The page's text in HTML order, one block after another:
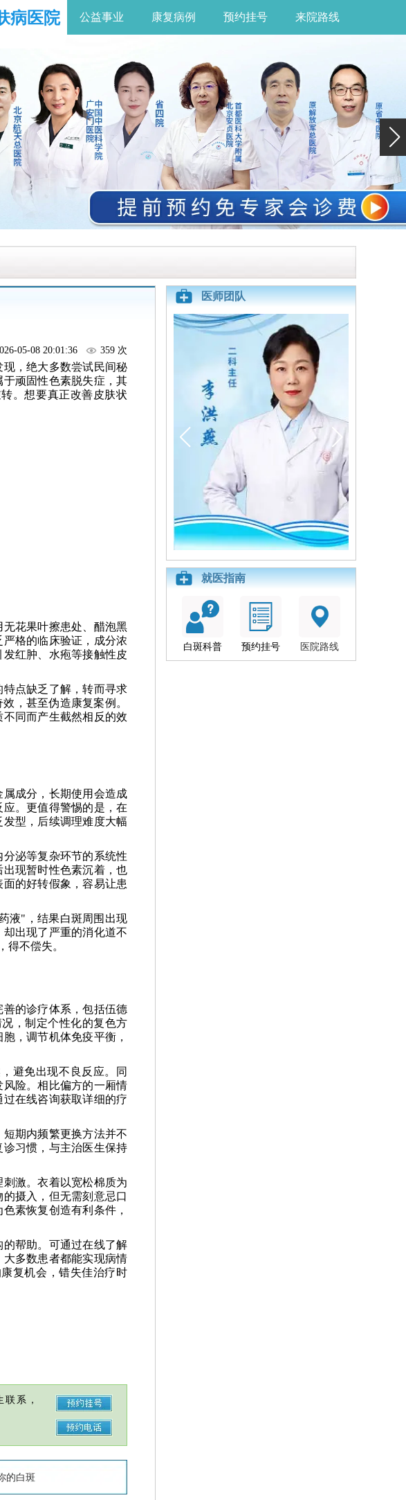
病医院 公益事业 康复病例 预约挂号 来院路线
05-08 20:01:36 359 次
，绝大多数尝试民间秘
顽固性色素脱失症，其
。想要真正改善皮肤状
花果叶擦患处、醋泡黑
格的临床验证，成分浓
发红肿、水疱等接触性皮
点缺乏了解，转而寻求
，甚至伪造康复案例。
同而产生截然相反的效
成分，长期使用会造成
。更值得警惕的是，在
型，后续调理难度大幅
泌等复杂环节的系统性
现暂时性色素沉着，也
的好转假象，容易让患
液"，结果白斑周围出现
出现了严重的消化道不
得不偿失。
的诊疗体系，包括伍德
，制定个性化的复色方
，调节机体免疫平衡，
避免出现不良反应。同
险。相比偏方的一厢情
在线咨询获取详细的疗
期内频繁更换方法并不
习惯，与主治医生保持
激。衣着以宽松棉质为
摄入，但无需刻意忌口
素恢复创造有利条件，
帮助。可通过在线了解
多数患者都能实现病情
复机会，错失佳治疗时
系，
的白斑
医师团队
就医指南
白斑科普 预约挂号 医院路线